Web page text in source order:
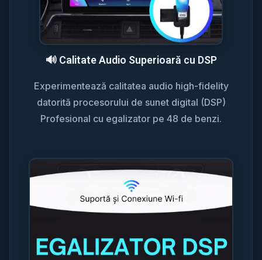
🔊 Calitate Audio Superioară cu DSP
Experimentează calitatea audio high-fidelity
datorită procesorului de sunet digital (DSP)
Profesional cu egalizator pe 48 de benzi.